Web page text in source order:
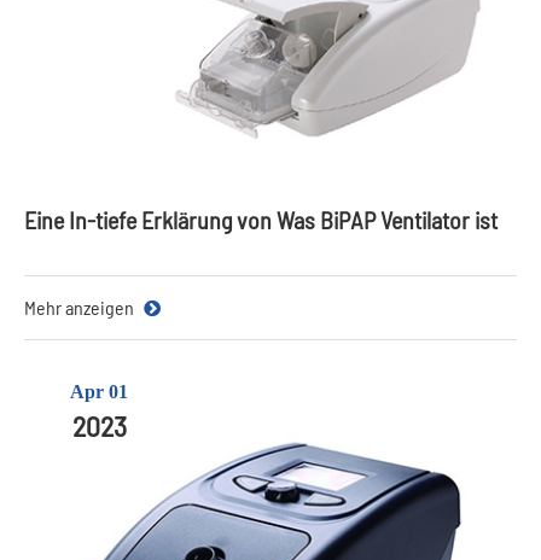
Eine In-tiefe Erklärung von Was BiPAP Ventilator ist
Mehr anzeigen
Apr 01
2023